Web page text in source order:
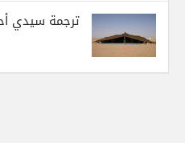
ترجمة سيدي